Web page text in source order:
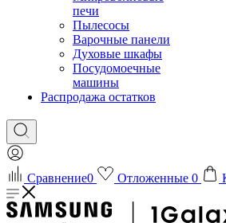
печи
Пылесосы
Варочные панели
Духовые шкафы
Посудомоечные
машины
Распродажа остатков
Сравнение0 Отложенные 0